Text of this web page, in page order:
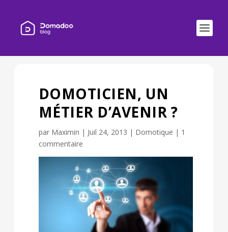
DOMOTICIEN, UN
MÉTIER D’AVENIR ?
par Maximin | Juil 24, 2013 | Domotique | 1
commentaire